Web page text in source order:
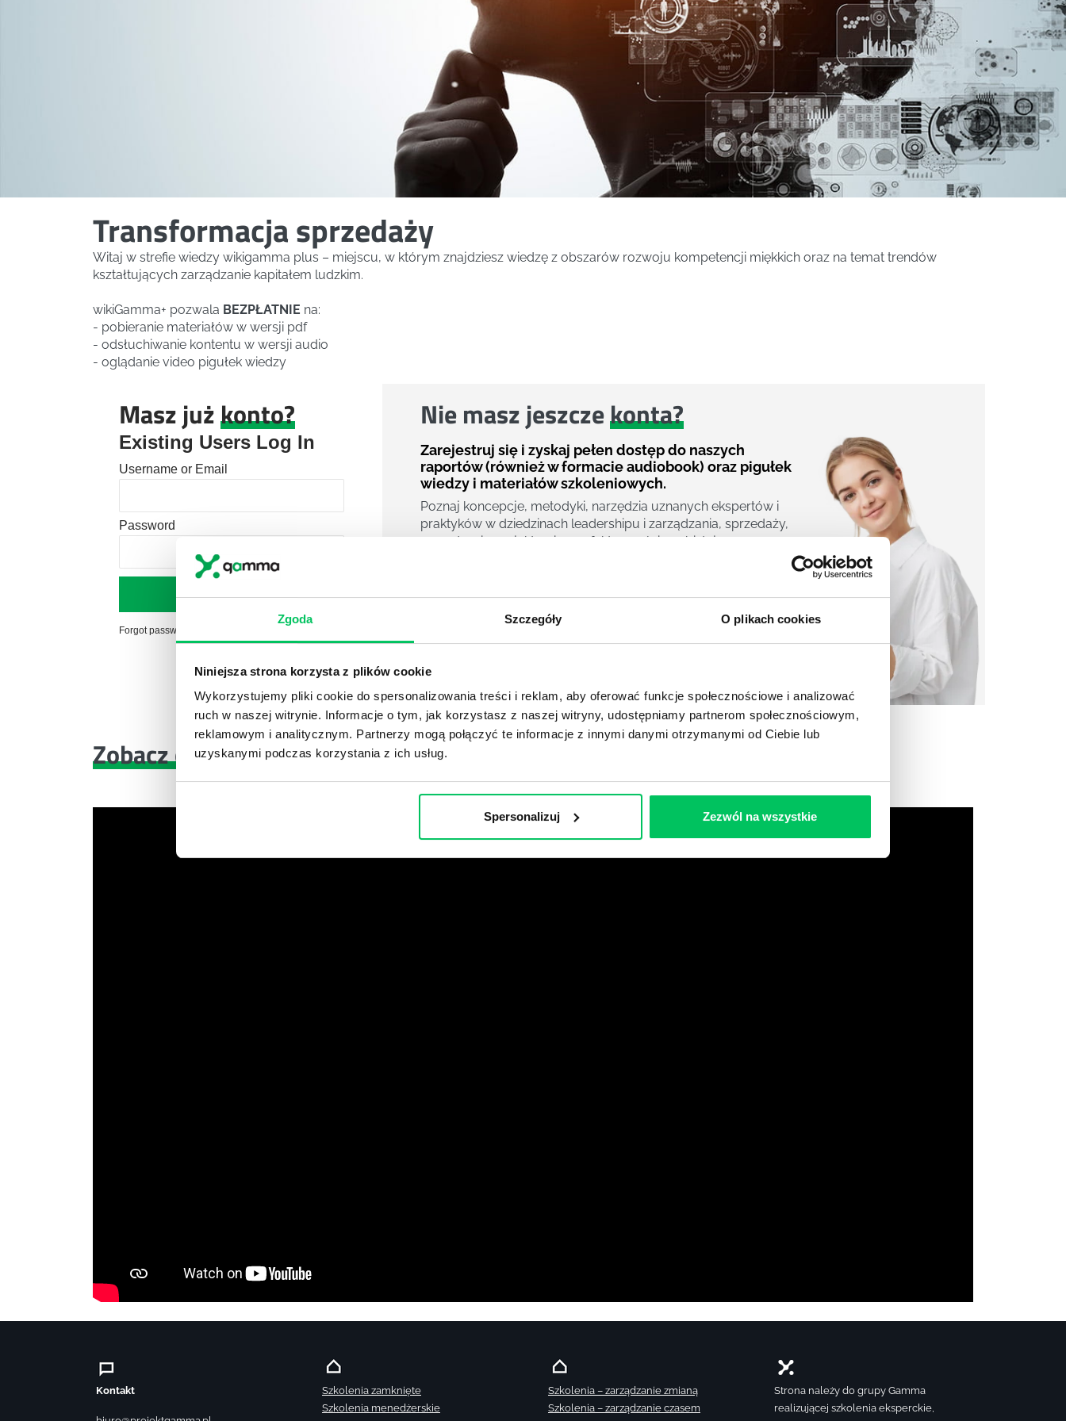
Zgoda Szczegóły O plikach cookies
Niniejsza strona korzysta z plików cookie
Wykorzystujemy pliki cookie do spersonalizowania treści i reklam, aby oferować funkcje społecznościowe i analizować
ruch w naszej witrynie. Informacje o tym, jak korzystasz z naszej witryny, udostępniamy partnerom społecznościowym,
reklamowym i analitycznym. Partnerzy mogą połączyć te informacje z innymi danymi otrzymanymi od Ciebie lub
uzyskanymi podczas korzystania z ich usług.
Spersonalizuj Zezwól na wszystkie
Transformacja sprzedaży
Witaj w strefie wiedzy wikigamma plus – miejscu, w którym znajdziesz wiedzę z obszarów rozwoju kompetencji miękkich oraz na temat trendów
kształtujących zarządzanie kapitałem ludzkim.
wikiGamma+ pozwala BEZPŁATNIE na:
- pobieranie materiałów w wersji pdf
- odsłuchiwanie kontentu w wersji audio
- oglądanie video pigułek wiedzy
Masz jużkonto?
Existing Users Log In
Username or Email
Password
Forgot password?
Nie masz jeszczekonta?
Zarejestruj się i zyskaj pełen dostęp do naszych
raportów (również w formacie audiobook) oraz pigułek
wiedzy i materiałów szkoleniowych.
Poznaj koncepcje, metodyki, narzędzia uznanych ekspertów i
praktyków w dziedzinach leadershipu i zarządzania, sprzedaży,
zarządzania projektami czy efektywności osobistej.
14h nagrań raportów w wersji audiobook
Zobacz co znajdzieszw wikiGamma+
Kontakt
Szkolenia zamknięte
Szkolenia menedżerskie
Szkolenia – zarządzanie zmianą
Szkolenia – zarządzanie czasem
Strona należy do grupy Gamma
realizującej szkolenia eksperckie,